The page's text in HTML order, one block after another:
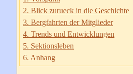
2. Blick zurueck in die Geschichte
3. Bergfahrten der Mitglieder
4. Trends und Entwicklungen
5. Sektionsleben
6. Anhang